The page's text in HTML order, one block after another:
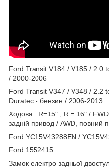
Ford Transit V184 / V185 / 2.0
/ 2000-2006
Ford Transit V347 / V348 / 2.2
Duratec - бензин / 2006-2013
Ходова : R=15" ; R = 16" /
задній привод / AWD, повний
Ford YC15V43288EN /
Ford 1552415
Замок електро задньої